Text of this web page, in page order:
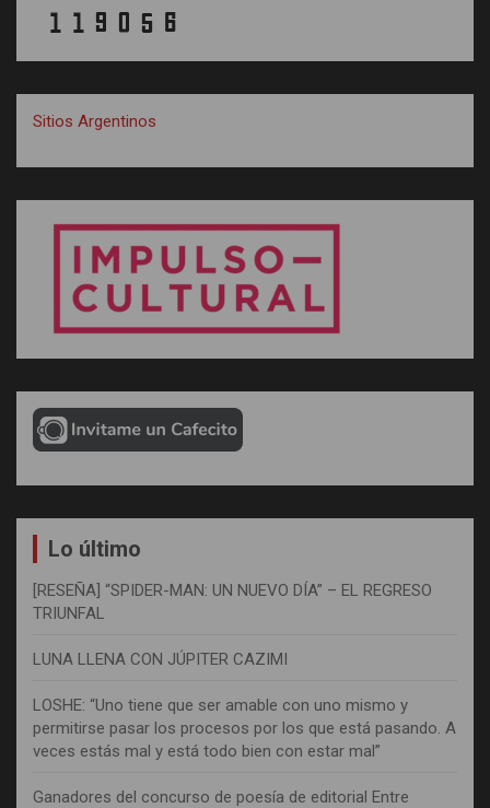
Sitios Argentinos
Lo último
[RESEÑA] “SPIDER-MAN: UN NUEVO DÍA” – EL REGRESO
TRIUNFAL
LUNA LLENA CON JÚPITER CAZIMI
LOSHE: “Uno tiene que ser amable con uno mismo y
permitirse pasar los procesos por los que está pasando. A
veces estás mal y está todo bien con estar mal”
Ganadores del concurso de poesía de editorial Entre